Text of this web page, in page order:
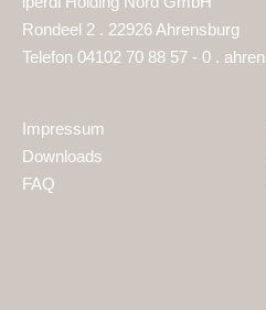
Rondeel 2 . 22926 Ahrensburg
Telefon 04102 70 88 57 - 0 .
Impressum
Downloads
FAQ